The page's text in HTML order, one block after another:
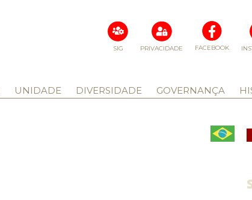
FACEBOOK
PRIVACIDADE
SIG
UNIDADE DIVERSIDADE GOVERNANÇA